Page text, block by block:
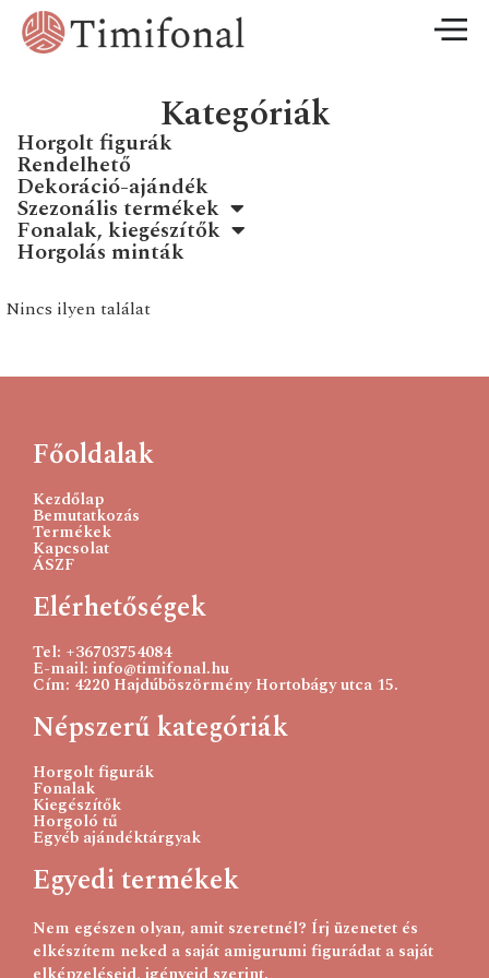
Kategóriák
Horgolt figurák
Rendelhető
Dekoráció-ajándék
Szezonális termékek
Fonalak, kiegészítők
Horgolás minták
Nincs ilyen találat
Főoldalak
Kezdőlap
Bemutatkozás
Termékek
Kapcsolat
ÁSZF
Elérhetőségek
Tel: +36703754084
E-mail: info@timifonal.hu
Cím: 4220 Hajdúböszörmény Hortobágy utca 15.
Népszerű kategóriák
Horgolt figurák
Fonalak
Kiegészítők
Horgoló tű
Egyéb ajándéktárgyak
Egyedi termékek
Nem egészen olyan, amit szeretnél? Írj üzenetet és
elkészítem neked a saját amigurumi figurádat a saját